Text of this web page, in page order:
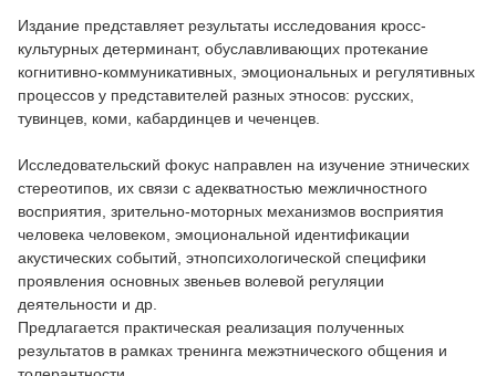
Издание представляет результаты исследования кросс-
культурных детерминант, обуславливающих протекание
когнитивно-коммуникативных, эмоциональных и регулятивных
процессов у представителей разных этносов: русских,
тувинцев, коми, кабардинцев и чеченцев.
Исследовательский фокус направлен на изучение этнических
стереотипов, их связи с адекватностью межличностного
восприятия, зрительно-моторных механизмов восприятия
человека человеком, эмоциональной идентификации
акустических событий, этнопсихологической специфики
проявления основных звеньев волевой регуляции
деятельности и др.
Предлагается практическая реализация полученных
результатов в рамках тренинга межэтнического общения и